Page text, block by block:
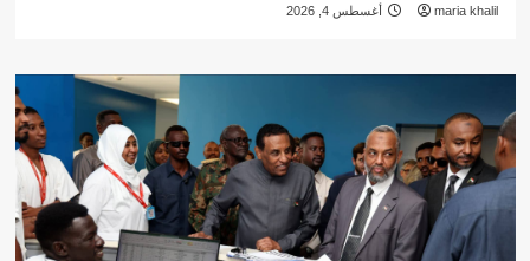
maria khalil أغسطس 4, 2026